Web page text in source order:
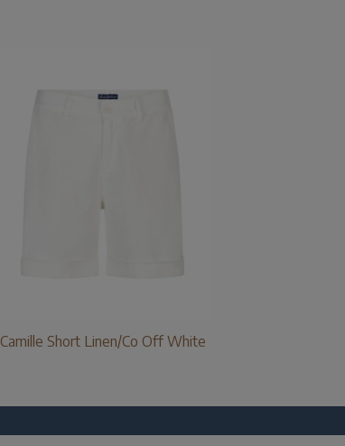
Camille Short Linen/Co Off White